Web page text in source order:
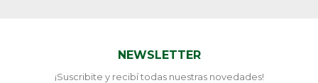
NEWSLETTER
¡Suscribite y recibí todas nuestras novedades!